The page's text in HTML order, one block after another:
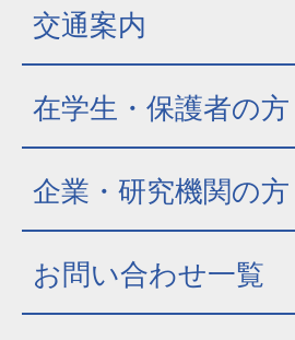
交通案内
在学生・保護者の方
企業・研究機関の方
お問い合わせ一覧